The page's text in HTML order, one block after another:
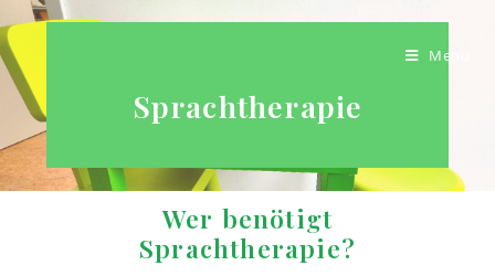
Menü
Sprachtherapie
Wer benötigt
Sprachtherapie?